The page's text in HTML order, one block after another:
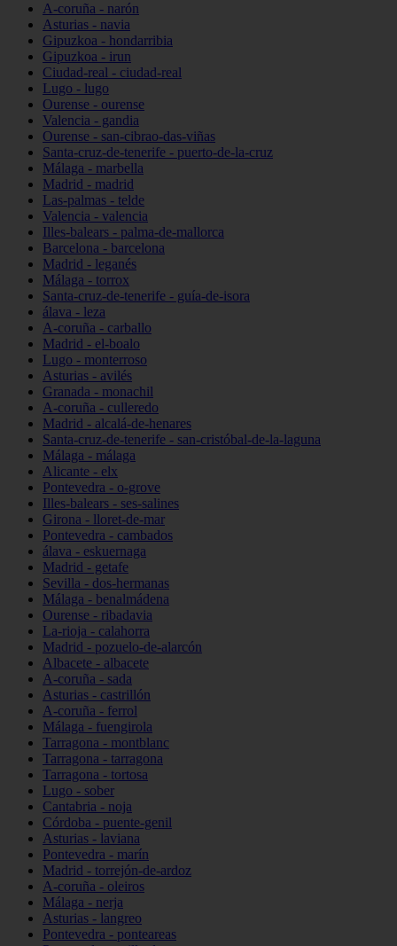
A-coruña - narón
Asturias - navia
Gipuzkoa - hondarribia
Gipuzkoa - irun
Ciudad-real - ciudad-real
Lugo - lugo
Ourense - ourense
Valencia - gandia
Ourense - san-cibrao-das-viñas
Santa-cruz-de-tenerife - puerto-de-la-cruz
Málaga - marbella
Madrid - madrid
Las-palmas - telde
Valencia - valencia
Illes-balears - palma-de-mallorca
Barcelona - barcelona
Madrid - leganés
Málaga - torrox
Santa-cruz-de-tenerife - guía-de-isora
álava - leza
A-coruña - carballo
Madrid - el-boalo
Lugo - monterroso
Asturias - avilés
Granada - monachil
A-coruña - culleredo
Madrid - alcalá-de-henares
Santa-cruz-de-tenerife - san-cristóbal-de-la-laguna
Málaga - málaga
Alicante - elx
Pontevedra - o-grove
Illes-balears - ses-salines
Girona - lloret-de-mar
Pontevedra - cambados
álava - eskuernaga
Madrid - getafe
Sevilla - dos-hermanas
Málaga - benalmádena
Ourense - ribadavia
La-rioja - calahorra
Madrid - pozuelo-de-alarcón
Albacete - albacete
A-coruña - sada
Asturias - castrillón
A-coruña - ferrol
Málaga - fuengirola
Tarragona - montblanc
Tarragona - tarragona
Tarragona - tortosa
Lugo - sober
Cantabria - noja
Córdoba - puente-genil
Asturias - laviana
Pontevedra - marín
Madrid - torrejón-de-ardoz
A-coruña - oleiros
Málaga - nerja
Asturias - langreo
Pontevedra - ponteareas